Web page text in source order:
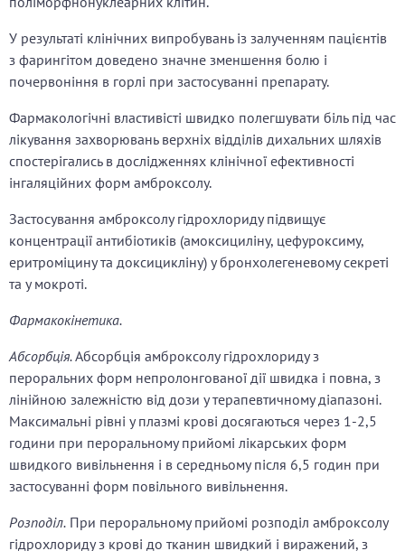
У результаті клінічних випробувань із залученням пацієнтів
з фарингітом доведено значне зменшення болю і
почервоніння в горлі при застосуванні препарату.
Фармакологічні властивісті швидко полегшувати біль під час
лікування захворювань верхніх відділів дихальних шляхів
спостерігались в дослідженнях клінічної ефективності
інгаляційних форм амброксолу.
Застосування амброксолу гідрохлориду підвищує
концентрації антибіотиків (амоксициліну, цефуроксиму,
еритроміцину та доксицикліну) у бронхолегеневому секреті
та у мокроті.
Фармакокінетика.
Абсорбція.Абсорбція амброксолу гідрохлориду з
пероральних форм непролонгованої дії швидка і повна, з
лінійною залежністю від дози у терапевтичному діапазоні.
Максимальні рівні у плазмі крові досягаються через 1-2,5
години при пероральному прийомі лікарських форм
швидкого вивільнення і в середньому після 6,5 годин при
застосуванні форм повільного вивільнення.
Розподіл. При пероральному прийомі розподіл амброксолу
гідрохлориду з крові до тканин швидкий і виражений, з